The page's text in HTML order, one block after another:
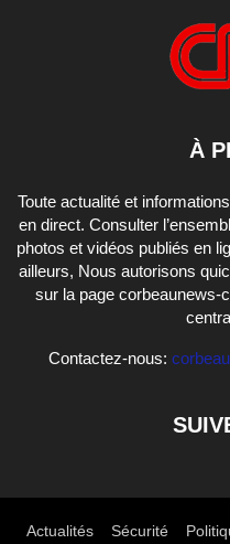
À
Toute actualité et
en direct. Consulter
photos et vidéos publiés en
ailleurs, Nous autorisons
sur la page corbeaunews-
Contactez-nous:
Actualités Sécurité